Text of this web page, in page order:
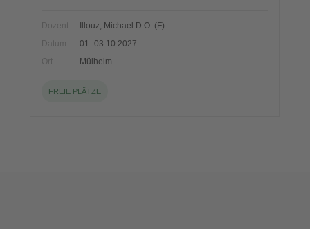
Dozent
Illouz, Michael D.O. (F)
Datum
01.-03.10.2027
Ort
Mülheim
FREIE PLÄTZE